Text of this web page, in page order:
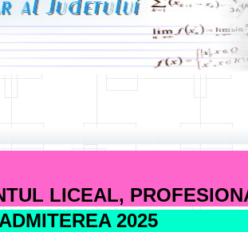
LICEAL,
ADMITEREA 2025